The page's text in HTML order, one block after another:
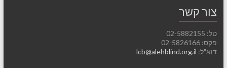
צור קשר
טל: 02-5882155
פקס: 02-5826166
דוא"ל: